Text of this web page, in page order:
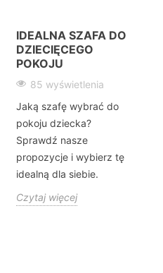
IDEALNA SZAFA DO
DZIECIĘCEGO
POKOJU
85 wyświetlenia
Jaką szafę wybrać do
pokoju dziecka?
Sprawdź nasze
propozycje i wybierz tę
idealną dla siebie.
Czytaj więcej